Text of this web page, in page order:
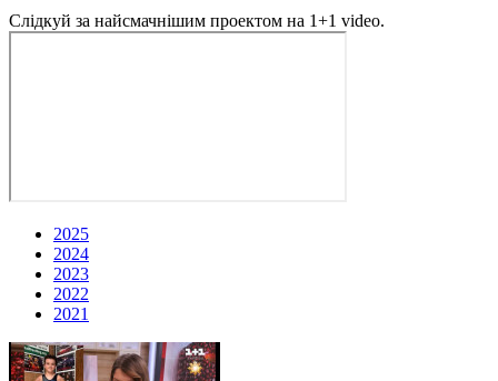
Слідкуй за найсмачнішим проектом на 1+1 video.
2025
2024
2023
2022
2021